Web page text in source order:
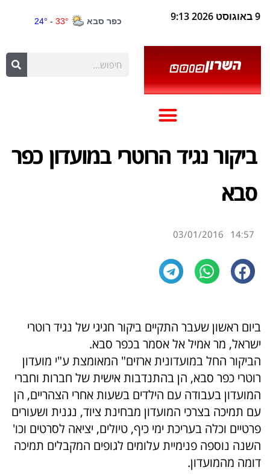
9 באוגוסט 2026 9:13
ביקור נגיד הרוטרי במועדון כפר
סבא
14:57
03/01/2016
ביום ראשון שעבר התקיים ביקור חגיגי של נגיד רוטרי
ישראל, מר אמיל אל אסמר בכפר סבא.
הביקור החל במועדונית ארזים" המאומצת ע"י מועדון
רוטרי כפר סבא, הן בהתנדבות אישית של חברות וחברי
המועדון בעבודה עם הילדים בשעות אחרי הצהריים, הן
עם תמיכה בצרכי המועדון מבחינת ציוד, נגנית ושעורים
פרטיים וכלה בעריכת ימי כיף, טיולים, יציאה לסרטים וכו'
השנה נוספה פנימיית עלומים לגופים המקבלים תמיכה
דומה מהמועדון.